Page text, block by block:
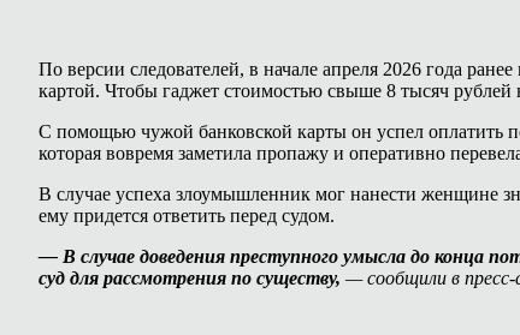
По версии следователей, в начале апреля 2026 года
картой. Чтобы гаджет стоимостью свыше 8 тысяч
С помощью чужой банковской карты он успел оплатить
которая вовремя заметила пропажу и оперативно
В случае успеха злоумышленник мог нанести женщине
ему придется ответить перед судом.
— В случае доведения преступного умысла до конца
суд для рассмотрения по существу, — сообщили в